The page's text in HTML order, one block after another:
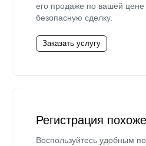
его продаже по вашей цене
безопасную сделку.
Заказать услугу
Регистрация
Воспользуйтесь удобным